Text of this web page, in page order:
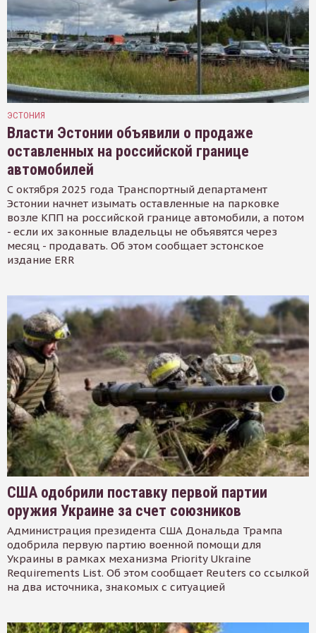
ЭСТОНИЯ
Власти Эстонии объявили о продаже
оставленных на российской границе
автомобилей
С октября 2025 года Транспортный департамент
Эстонии начнет изымать оставленные на парковке
возле КПП на российской границе автомобили, а потом
- если их законные владельцы не объявятся через
месяц - продавать. Об этом сообщает эстонское
издание ERR
США одобрили поставку первой партии
оружия Украине за счет союзников
Администрация президента США Дональда Трампа
одобрила первую партию военной помощи для
Украины в рамках механизма Priority Ukraine
Requirements List. Об этом сообщает Reuters со ссылкой
на два источника, знакомых с ситуацией